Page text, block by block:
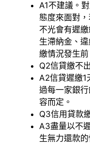
A1不建議。
態度來面對
不光會有遲
生滯納金、
繳情況發生
Q2信貸繳不
A2信貸遲繳1
過每一家銀
容而定。
Q3信用貸款
A3盡量以不
生無力還款